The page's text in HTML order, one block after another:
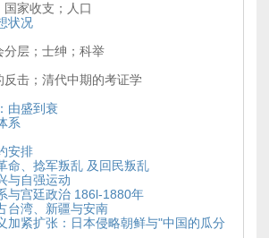
家收支；人口
状况
分层；士绅；科举
反击；清代中期的考证学
由盛到衰
系
安排
命、捻军叛乱 及回民叛乱
与自强运动
与宫廷政治 186l-1880年
台湾、新疆与安南
加紧扩张：日本侵略朝鲜与"中国的瓜分